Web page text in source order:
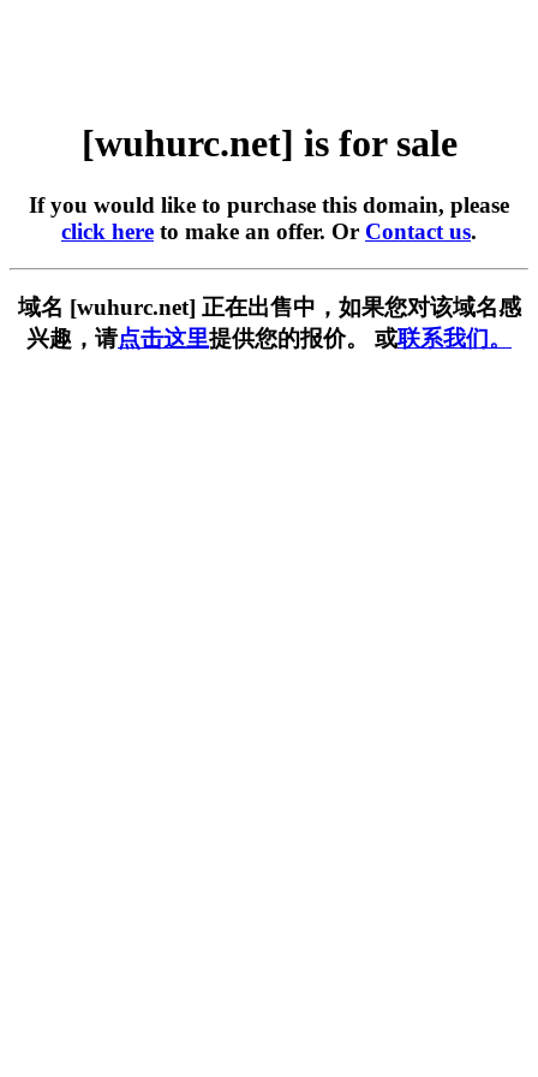
[wuhurc.net] is for sale
If you would like to purchase this domain, please
click here to make an offer. Or Contact us.
域名 [wuhurc.net] 正在出售中，如果您对该域名感
兴趣，请点击这里提供您的报价。 或联系我们。